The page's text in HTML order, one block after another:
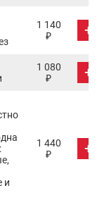
1 140
₽
+
1 080
₽
+
и
1 440
₽
+